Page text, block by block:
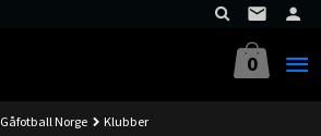
0
Gåfotball Norge Klubber